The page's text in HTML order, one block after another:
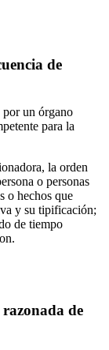
de
por un órgano
para la
la orden
o personas
o hechos que
y su tipificación;
de tiempo
de